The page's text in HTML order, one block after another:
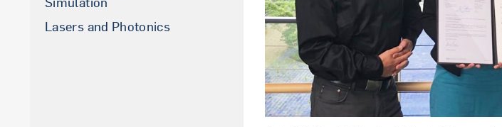
La­sers and Pho­to­nics